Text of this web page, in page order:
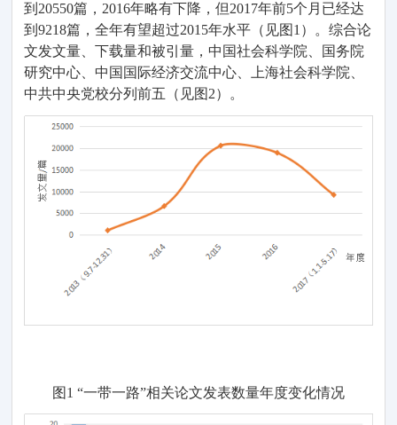
到20550篇，2016年略有下降，但2017年前5个月已经达
到9218篇，全年有望超过2015年水平（见图 1） 。综合论
文发文量、下载量和被引量，中国社会科学院、国务院
研究中心、中国国际经济交流中心、上海社会科学院、
中共中央党校分列前五 （见图2） 。
图 1 “一带一路”相关论文发表数量年度变化情况